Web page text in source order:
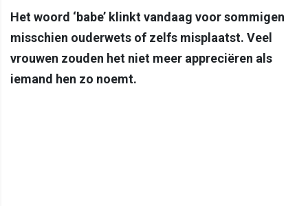
Het woord ‘babe’ klinkt vandaag voor sommigen
misschien ouderwets of zelfs misplaatst. Veel
vrouwen zouden het niet meer appreciëren als
iemand hen zo noemt.